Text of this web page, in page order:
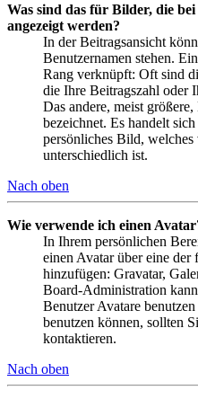
Was sind das für Bilder, die
angezeigt werden?
In der Beitragsansicht
Benutzernamen stehen.
Rang verknüpft: Oft sind
die Ihre Beitragszahl oder
Das andere, meist
bezeichnet. Es handelt
persönliches Bild,
unterschiedlich ist.
Nach oben
Wie verwende ich einen
In Ihrem persönlichen
einen Avatar über eine
hinzufügen: Gravatar,
Board-Administration
Benutzer Avatare
benutzen können, sollten
kontaktieren.
Nach oben